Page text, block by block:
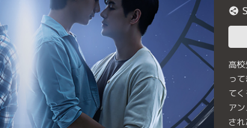
高
っ
て
ア
さ